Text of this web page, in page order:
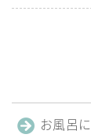
お風呂に